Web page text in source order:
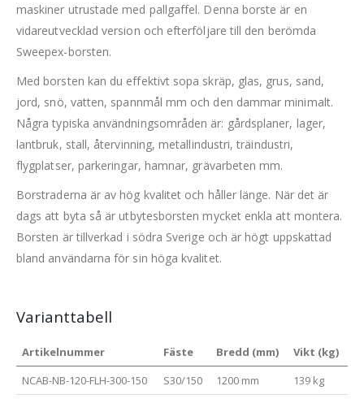
maskiner utrustade med pallgaffel. Denna borste är en
vidareutvecklad version och efterföljare till den berömda
Sweepex-borsten.
Med borsten kan du effektivt sopa skräp, glas, grus, sand,
jord, snö, vatten, spannmål mm och den dammar minimalt.
Några typiska användningsområden är: gårdsplaner, lager,
lantbruk, stall, återvinning, metallindustri, träindustri,
flygplatser, parkeringar, hamnar, grävarbeten mm.
Borstraderna är av hög kvalitet och håller länge. När det är
dags att byta så är utbytesborsten mycket enkla att montera.
Borsten är tillverkad i södra Sverige och är högt uppskattad
bland användarna för sin höga kvalitet.
Varianttabell
Artikelnummer Fäste Bredd (mm)
Vikt (kg)
NCAB-NB-120-FLH-300-150
S30/150 1200 mm
139 kg